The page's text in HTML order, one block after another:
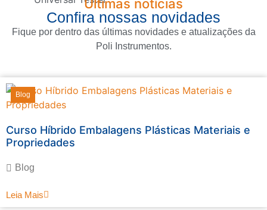
Últimas notícias
Confira nossas novidades
Fique por dentro das últimas novidades e atualizações da
Poli Instrumentos.
Blog
Curso Híbrido Embalagens Plásticas Materiais e
Propriedades
Blog
Leia Mais